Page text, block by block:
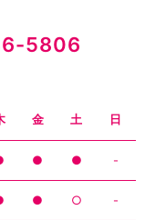
5806
金 土 日
● ● -
● ○ -